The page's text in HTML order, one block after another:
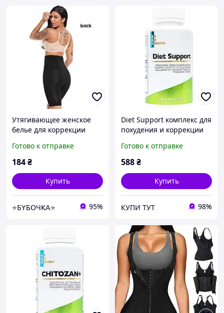
Утягивающее женское
белье для коррекции
бандаж размер ХХХL цвет
черный
Готово к отправке
184₴
Купить
⭐Б𝖸Б𝖮Ч𝖪𝖠⭐ 95%
Diet Support комплекс для
похудения и коррекции
Готово к отправке
588₴
Купить
КУПИ ТУТ 98%